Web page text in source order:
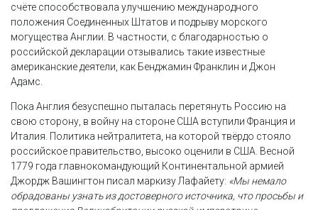
счёте способствовала улучшению международного
положения Соединенных Штатов и подрыву морского
могущества Англии. В частности, с благодарностью о
российской декларации отзывались такие известные
американские деятели, как Бенджамин Франклин и Джон
Адамс.
Пока Англия безуспешно пыталась перетянуть Россию на
свою сторону, в войну на стороне США вступили Франция и
Италия. Политика нейтралитета, на которой твёрдо стояло
российское правительство, высоко оценили в США. Весной
1779 года главнокомандующий Континентальной армией
Джордж Вашингтон писал маркизу Лафайету: «Мы немало
обрадованы узнать из достоверного источника, что просьбы и